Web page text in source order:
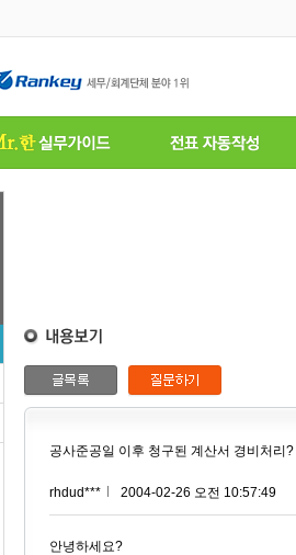
공사준공일 이후 청구된 계산서 경비처리?
rhdud*** 2004-02-26 오전 10:57:49
안녕하세요?